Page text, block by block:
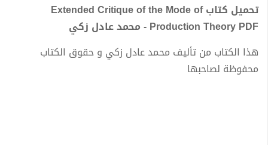
تحميل كتاب Extended Critique of the Mode of
Production Theory PDF - محمد عادل زكي
هذا الكتاب من تأليف محمد عادل زكي و حقوق الكتاب
محفوظة لصاحبها